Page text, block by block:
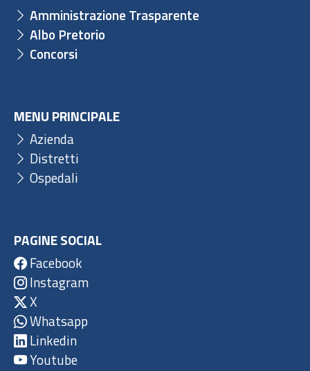
Amministrazione Trasparente
Albo Pretorio
Concorsi
MENU PRINCIPALE
Azienda
Distretti
Ospedali
PAGINE SOCIAL
Facebook
Instagram
X
Whatsapp
Linkedin
Youtube